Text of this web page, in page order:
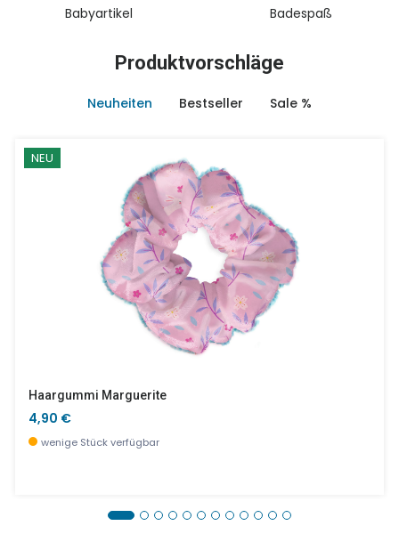
Babyartikel Badespaß
Produktvorschläge
Neuheiten Bestseller Sale %
NEU
Haargummi Marguerite
4,90 €
wenige Stück verfügbar